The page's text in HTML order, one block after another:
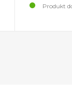
Produkt